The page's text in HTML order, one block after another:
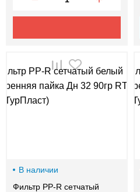
В наличии
Фильтр PP-R сетчатый